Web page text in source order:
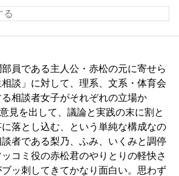
員である主人公・赤松の元に寄せら
談」に対して、理系、文系・体育会
相談者女子がそれぞれの立場か
見を出して、議論と実践の末に割と
落とし込む、という単純な構成なの
者である梨乃、ふみ、いくみと調停
コミ役の赤松君のやりとりの軽快さ
ブッ刺してきてかなり面白い。思わず